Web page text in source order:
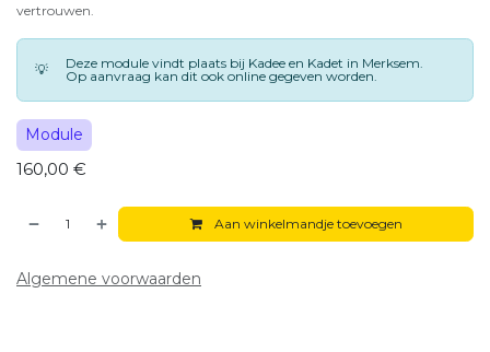
vertrouwen.
💡
Deze module vindt plaats bij Kadee en Kadet in Merksem.
Op aanvraag kan dit ook online gegeven worden.
Module
160,00 €
Aan winkelmandje toevoegen
Algemene voorwaarden